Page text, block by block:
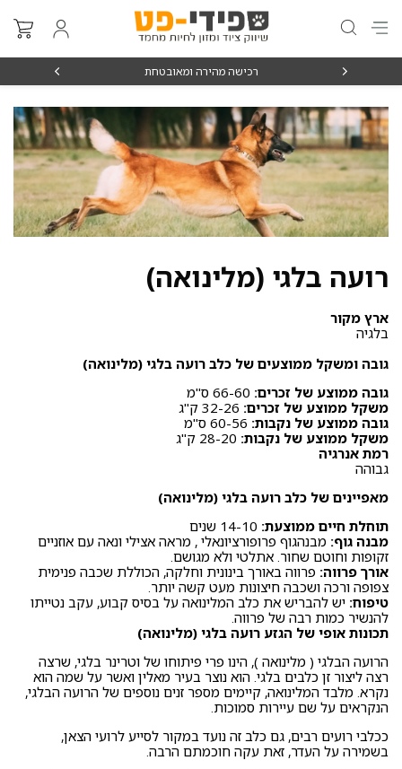
רכישה מהירה ומאובטחת
רועה בלגי (מלינואה)
ארץ מקור
בלגיה
גובה ומשקל ממוצעים של כלב רועה בלגי (מלינואה)
גובה ממוצע של זכרים: 66-60 ס"מ
משקל ממוצע של זכרים: 32-26 ק"ג
גובה ממוצע של נקבות: 60-56 ס"מ
משקל ממוצע של נקבות: 28-20 ק"ג
רמת אנרגיה
גבוהה
מאפיינים של כלב רועה בלגי (מלינואה)
תוחלת חיים ממוצעת: 14-10 שנים
מבנה גוף: מבנהגוף פרופורציונאלי , מראה אצילי ונאה עם אוזניים
זקופות וחוטם שחור. אתלטי ולא מגושם.
אורך פרווה: פרווה באורך בינונית וחלקה, הכוללת שכבה פנימית
צפופה ורכה ושכבה חיצונות מעט קשה יותר.
טיפוח: יש להבריש את כלב המלינואה על בסיס קבוע, עקב נטייתו
להנשיר כמות רבה של פרווה.
תכונות אופי של הגזע רועה בלגי (מלינואה)
הרועה הבלגי ( מלינואה ), הינו פרי פיתוחו של וטרינר בלגי, שרצה
רצה ליצור זן כלבים בלגי. הוא נוצר בעיר מאלין ואשר על שמה הוא
נקרא. מלבד המלינואה, קיימים מספר זנים נוספים של הרועה הבלגי,
הנקראים על שם עיירות סמוכות.
ככלבי רועים רבים, גם כלב זה נועד במקור לסייע לרועי הצאן,
בשמירה על העדר, זאת עקה חוכמתם הרבה.